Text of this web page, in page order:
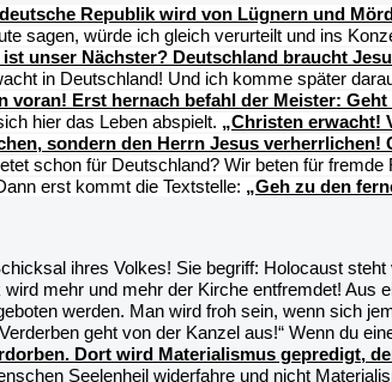
Republik wird von Lügnern und
sagen, würde ich gleich verurteilt und ins
unser Nächster? Deutschland braucht
in Deutschland! Und ich komme später
voran! Erst hernach befahl der Meister:
hier das Leben abspielt. „Christen erwacht!
sondern den Herrn Jesus verherrlichen!
schon für Deutschland? Wir beten für
erst kommt die Textstelle: „Geh zu den
ihres Volkes! Sie begriff: Holocaust steht
wird mehr und mehr der Kirche entfremdet!
werden. Man wird froh sein, wenn sich
geht von der Kanzel aus!“ Wenn du
Dort wird Materialismus gepredigt,
Seelenheil widerfahre und nicht